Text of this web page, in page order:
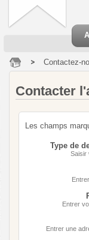
Contactez-
Contacter
Les champs
Type de
Saisir
Entrer
Entrer une